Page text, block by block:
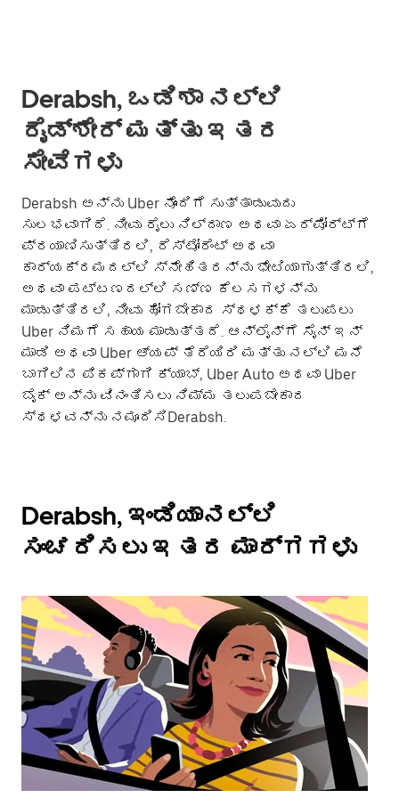
Derabsh, ಒಡಿಶಾ ನಲ್ಲಿ
ರೈಡ್‌ಶೇರ್ ಮತ್ತು ಇತರ
ಸೇವೆಗಳು
Derabsh ಅನ್ನು Uber ನೊಂದಿಗೆ ಸುತ್ತಾಡುವುದು
ಸುಲಭವಾಗಿದೆ. ನೀವು ರೈಲು ನಿಲ್ದಾಣ ಅಥವಾ ಏರ್‌ಪೋರ್ಟ್‌ಗೆ
ಪ್ರಯಾಣಿಸುತ್ತಿರಲಿ, ರೆಸ್ಟೋರೆಂಟ್ ಅಥವಾ
ಕಾರ್ಯಕ್ರಮದಲ್ಲಿ ಸ್ನೇಹಿತರನ್ನು ಭೇಟಿಯಾಗುತ್ತಿರಲಿ,
ಅಥವಾ ಪಟ್ಟಣದಲ್ಲಿ ಸಣ್ಣ ಕೆಲಸಗಳನ್ನು
ಮಾಡುತ್ತಿರಲಿ, ನೀವು ಹೋಗಬೇಕಾದ ಸ್ಥಳಕ್ಕೆ ತಲುಪಲು
Uber ನಿಮಗೆ ಸಹಾಯ ಮಾಡುತ್ತದೆ. ಆನ್‌ಲೈನ್‌ಗೆ ಸೈನ್ ಇನ್
ಮಾಡಿ ಅಥವಾ Uber ಆ್ಯಪ್ ತೆರೆಯಿರಿ ಮತ್ತು ನಲ್ಲಿ ಮನೆ
ಬಾಗಿಲಿನ ಪಿಕಪ್‌ಗಾಗಿ ಕ್ಯಾಬ್, Uber Auto ಅಥವಾ Uber
ಬೈಕ್ ಅನ್ನು ವಿನಂತಿಸಲು ನಿಮ್ಮ ತಲುಪಬೇಕಾದ
ಸ್ಥಳವನ್ನು ನಮೂದಿಸಿDerabsh.
Derabsh, ಇಂಡಿಯಾನಲ್ಲಿ
ಸಂಚರಿಸಲು ಇತರ ಮಾರ್ಗಗಳು